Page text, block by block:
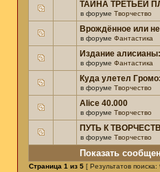
ТАЙНА ТРЕТЬЕЙ
в форуме Творчество
Врождённое или
в форуме Фантастика
Издание
в форуме Фантастика
Куда улетел
в форуме Творчество
Alice 40.000
в форуме Творчество
ПУТЬ К
в форуме Творчество
Показать
Страница 1 из 5 [ Результатов поиска: